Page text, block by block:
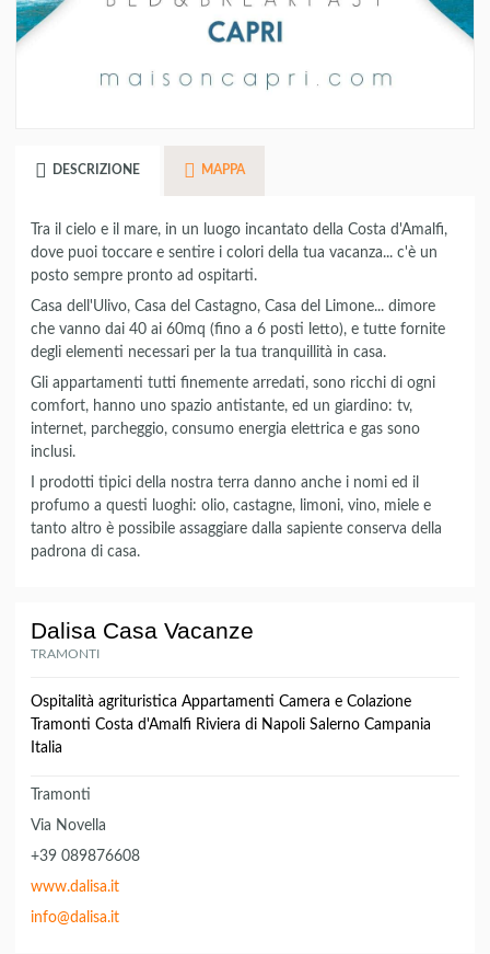
DESCRIZIONE MAPPA
Tra il cielo e il mare, in un luogo incantato della Costa d'Amalfi,
dove puoi toccare e sentire i colori della tua vacanza... c'è un
posto sempre pronto ad ospitarti.
Casa dell'Ulivo, Casa del Castagno, Casa del Limone... dimore
che vanno dai 40 ai 60mq (fino a 6 posti letto), e tutte fornite
degli elementi necessari per la tua tranquillità in casa.
Gli appartamenti tutti finemente arredati, sono ricchi di ogni
comfort, hanno uno spazio antistante, ed un giardino: tv,
internet, parcheggio, consumo energia elettrica e gas sono
inclusi.
I prodotti tipici della nostra terra danno anche i nomi ed il
profumo a questi luoghi: olio, castagne, limoni, vino, miele e
tanto altro è possibile assaggiare dalla sapiente conserva della
padrona di casa.
Dalisa Casa Vacanze
TRAMONTI
Ospitalità agrituristica Appartamenti Camera e Colazione
Tramonti Costa d'Amalfi Riviera di Napoli Salerno Campania
Italia
Tramonti
Via Novella
+39 089876608
www.dalisa.it
info@dalisa.it